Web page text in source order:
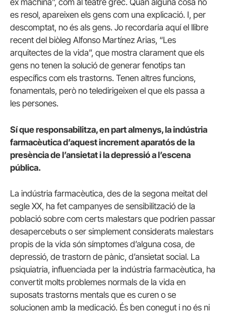
ex machina”, com al teatre grec. Quan alguna cosa no
es resol, apareixen els gens com una explicació. I, per
descomptat, no és als gens. Jo recordaria aquí el llibre
recent del biòleg Alfonso Martínez Arias, “Les
arquitectes de la vida”, que mostra clarament que els
gens no tenen la solució de generar fenotips tan
específics com els trastorns. Tenen altres funcions,
fonamentals, però no teledirigeixen el que els passa a
les persones.
Sí que responsabilitza, en part almenys, la indústria
farmacèutica d’aquest increment aparatós de la
presència de l’ansietat i la depressió a l’escena
pública.
La indústria farmacèutica, des de la segona meitat del
segle XX, ha fet campanyes de sensibilització de la
població sobre com certs malestars que podrien passar
desapercebuts o ser simplement considerats malestars
propis de la vida són símptomes d’alguna cosa, de
depressió, de trastorn de pànic, d’ansietat social. La
psiquiatria, influenciada per la indústria farmacèutica, ha
convertit molts problemes normals de la vida en
suposats trastorns mentals que es curen o se
solucionen amb la medicació. És ben conegut i no és ni